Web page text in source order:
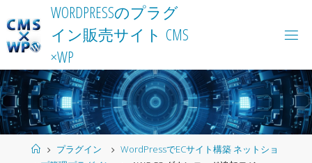
to
content
WORDPRESSのプラ グ
イ ン販売サイ ト CMS
×WP
Homeプラグイン
WordPressでECサイト構築 ネットショ